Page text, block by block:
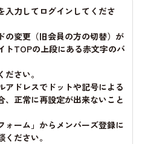
入力してログインしてくださ
の変更（旧会員の方の切替）が
トTOPの上段にある赤文字のバ
さい。
アドレスでドットや記号による
、正常に再設定が出来ないこと
ォーム」からメンバーズ登録に
ださい。